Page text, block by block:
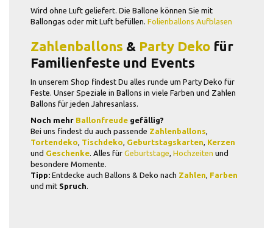
Wird ohne Luft geliefert. Die Ballone können Sie mit
Ballongas oder mit Luft befüllen. Folienballons Aufblasen
Zahlenballons & Party Deko für
Familienfeste und Events
In unserem Shop findest Du alles runde um Party Deko für
Feste. Unser Speziale in Ballons in viele Farben und Zahlen
Ballons für jeden Jahresanlass.
Noch mehr Ballonfreude gefällig?
Bei uns findest du auch passende Zahlenballons,
Tortendeko, Tischdeko, Geburtstagskarten, Kerzen
und Geschenke. Alles für Geburtstage, Hochzeiten und
besondere Momente.
Tipp: Entdecke auch Ballons & Deko nach Zahlen, Farben
und mit Spruch.